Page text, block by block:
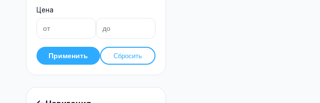
Цена
Применить Сбросить